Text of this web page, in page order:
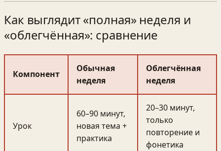
Как выглядит «полная» неделя и
«облегчённая»: сравнение
Компонент
Обычная
неделя
Облегчённая
неделя
Урок
60–90 минут,
новая тема +
практика
20–30 минут,
только
повторение и
фонетика